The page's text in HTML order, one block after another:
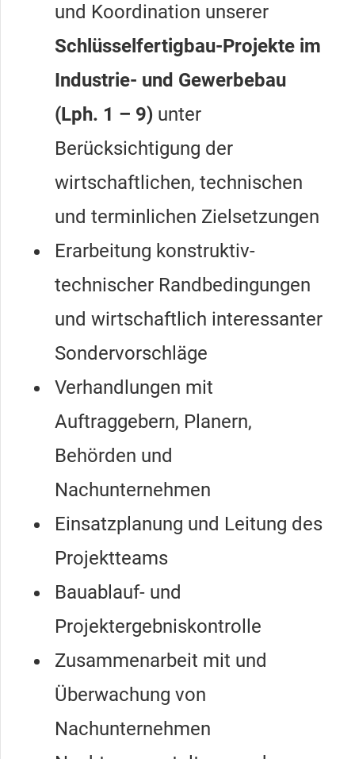
und Koordination unserer
Schlüsselfertigbau-Projekte im
Industrie- und Gewerbebau
(Lph. 1 – 9) unter
Berücksichtigung der
wirtschaftlichen, technischen
und terminlichen Zielsetzungen
Erarbeitung konstruktiv-
technischer Randbedingungen
und wirtschaftlich interessanter
Sondervorschläge
Verhandlungen mit
Auftraggebern, Planern,
Behörden und
Nachunternehmen
Einsatzplanung und Leitung des
Projektteams
Bauablauf- und
Projektergebniskontrolle
Zusammenarbeit mit und
Überwachung von
Nachunternehmen